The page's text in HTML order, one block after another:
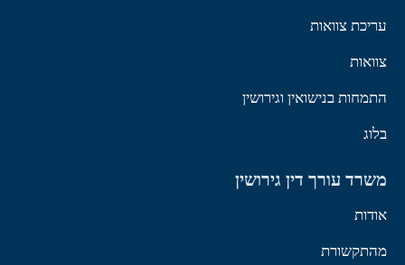
עריכת צוואות
צוואות
התמחות בנישואין וגירושין
בלוג
משרד עורך דין גירושין
אודות
מהתקשורת